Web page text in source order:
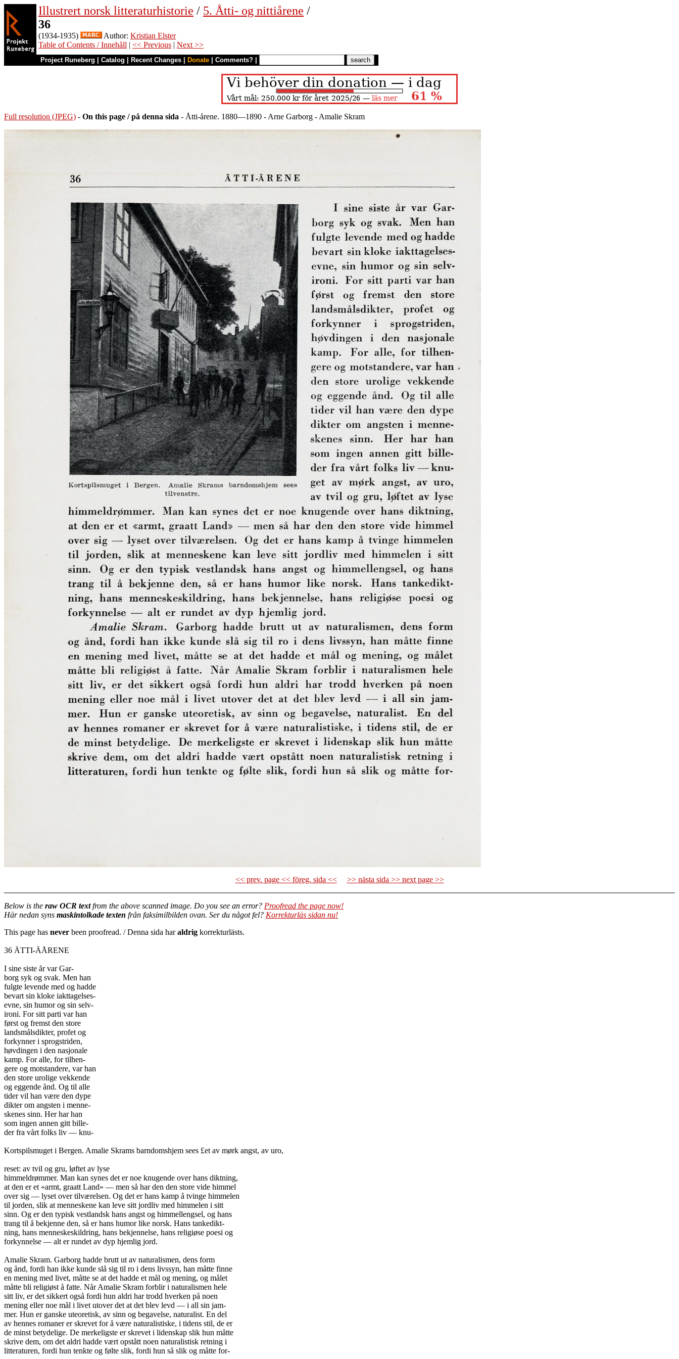
Illustrert norsk litteraturhistorie / 5. Åtti- og nittiårene /
36
(1934-1935) Author: Kristian Elster
Table of Contents / Innehåll | << Previous | Next >>
Project Runeberg Catalog Recent Changes Donate Comments?
Full resolution (JPEG) - On this page / på denna sida - Åtti-årene. 1880—1890 - Arne Garborg - Amalie Skram
<< prev. page << föreg. sida << >> nästa sida >> next page >>
Below is the raw OCR textfrom the above scanned image. Do you see an error? Proofread the page now!
Här nedan syns maskintolkade texten från faksimilbilden ovan. Ser du något fel? Korrekturläs sidan nu!
This page has never been proofread. / Denna sida haraldrig korrekturlästs.
36 ÄTTI-ÄÅRENE
I sine siste år var Gar-
borg syk og svak. Men han
fulgte levende med og hadde
bevart sin kloke iakttagelses-
evne, sin humor og sin selv-
ironi. For sitt parti var han
først og fremst den store
landsmålsdikter, profet og
forkynner i sprogstriden,
høvdingen i den nasjonale
kamp. For alle, for tilhen-
gere og motstandere, var han
den store urolige vekkende
og eggende ånd. Og til alle
tider vil han være den dype
dikter om angsten i menne-
skenes sinn. Her har han
som ingen annen gitt bille-
der fra vårt folks liv — knu-
Kortspilsmuget i Bergen. Amalie Skrams barndomshjem sees £et av mørk angst, av uro,
reset: av tvil og gru, løftet av lyse
himmeldrømmer. Man kan synes det er noe knugende over hans diktning,
at den er et «armt, graatt Land» — men så har den den store vide himmel
over sig — lyset over tilværelsen. Og det er hans kamp å tvinge himmelen
til jorden, slik at menneskene kan leve sitt jordliv med himmelen i sitt
sinn. Og er den typisk vestlandsk hans angst og himmellengsel, og hans
trang til å bekjenne den, så er hans humor like norsk. Hans tankedikt-
ning, hans menneskeskildring, hans bekjennelse, hans religiøse poesi og
forkynnelse — alt er rundet av dyp hjemlig jord.
Amalie Skram. Garborg hadde brutt ut av naturalismen, dens form
og ånd, fordi han ikke kunde slå sig til ro i dens livssyn, han måtte finne
en mening med livet, måtte se at det hadde et mål og mening, og målet
måtte bli religiøst å fatte. Når Amalie Skram forblir i naturalismen hele
sitt liv, er det sikkert også fordi hun aldri har trodd hverken på noen
mening eller noe mål i livet utover det at det blev levd — i all sin jam-
mer. Hun er ganske uteoretisk, av sinn og begavelse, naturalist. En del
av hennes romaner er skrevet for å være naturalistiske, i tidens stil, de er
de minst betydelige. De merkeligste er skrevet i lidenskap slik hun måtte
skrive dem, om det aldri hadde vært opstått noen naturalistisk retning i
litteraturen, fordi hun tenkte og følte slik, fordi hun så slik og måtte for-